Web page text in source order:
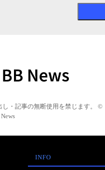
し・記事の無断使用を禁じます。 ©
INFO